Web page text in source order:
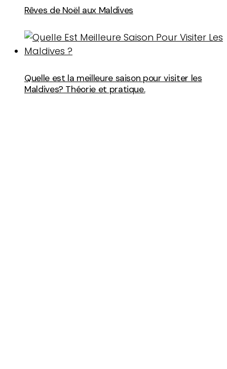
Rêves de Noël aux Maldives
Quelle est la meilleure saison pour visiter les
Maldives? Théorie et pratique.